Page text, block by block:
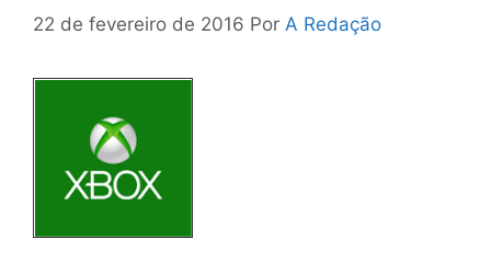
22 de fevereiro de 2016 Por A Redação